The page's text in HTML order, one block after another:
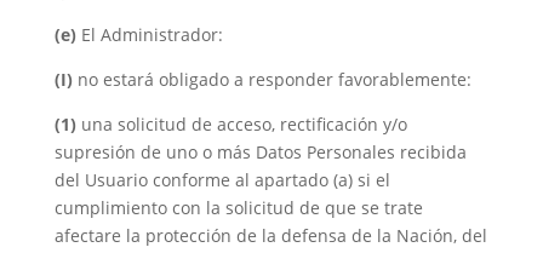
(e) El Administrador:
(I) no estará obligado a responder favorablemente:
(1) una solicitud de acceso, rectificación y/o
supresión de uno o más Datos Personales recibida
del Usuario conforme al apartado (a) si el
cumplimiento con la solicitud de que se trate
afectare la protección de la defensa de la Nación, del